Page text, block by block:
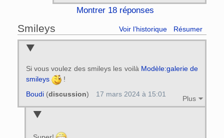
Montrer 18 réponses
Smileys Voir l’historique Résumer
Si vous voulez des smileys les voilà Modèle:galerie de
smileys
!
Plus
Boudi(discussion) 17 mars 2024 à 15:01